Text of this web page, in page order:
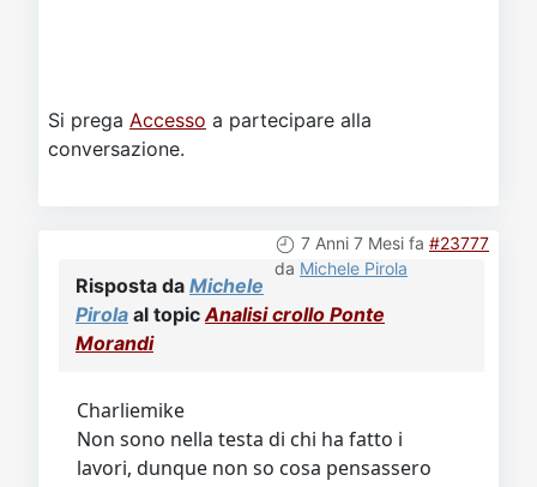
Si prega Accesso a partecipare alla
conversazione.
7 Anni 7 Mesi fa #23777
da Michele Pirola
Risposta da Michele
Pirola al topic Analisi crollo Ponte
Morandi
Charliemike
Non sono nella testa di chi ha fatto i
lavori, dunque non so cosa pensassero